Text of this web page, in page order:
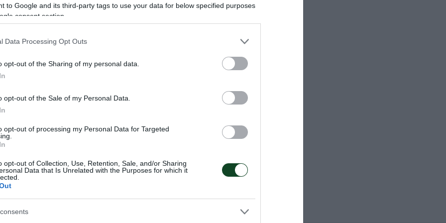
to Google and its third-party tags to use your data for below specified purposes
consent section.
Data Processing Opt Outs
opt-out of the Sharing of my personal data.
opt-out of the Sale of my Personal Data.
opt-out of processing my Personal Data for Targeted
opt-out of Collection, Use, Retention, Sale, and/or Sharing
Data that Is Unrelated with the Purposes for which it
κάθε γκρουπ. Οι 8 καλύτεροι δεύτεροι των
ομίλων εισέρχονται στα Play-offs του Main Round, τα οποία
σε 4 ζευγάρια (διπλοί αγώνες).
Ζιάβας):Αρώνης, Ντάρλας, Αδαμόπουλος, Παπακώστας,
και οι: Χαραλαμπόπουλος, Αυλωνίτης, Ένσι, Καρύδας, Ντάτης,
Μάνος, Τζακίδης.
(Βίταλι Μπορίσοφ):Κούρντοφ, Ρούσταμλι, Αγκαλιζάντα,
οι: Χαλίγγιεφ, Ισμαίλοφ, Μανάφοβ, Ατακισίγιεφ, Ζεΐνάλοφ.